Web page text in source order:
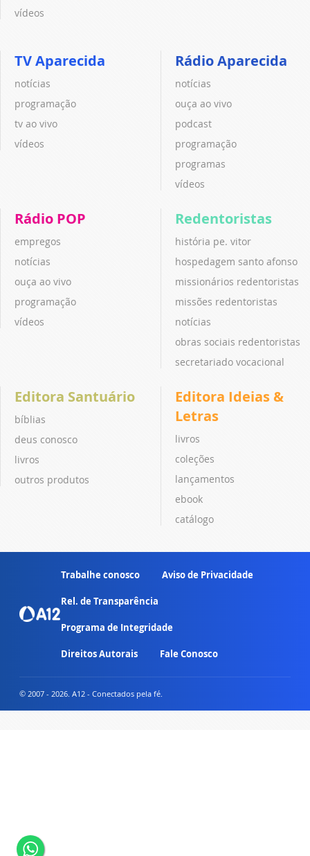
vídeos
TV Aparecida
notícias
programação
tv ao vivo
vídeos
Rádio Aparecida
notícias
ouça ao vivo
podcast
programação
programas
vídeos
Rádio POP
empregos
notícias
ouça ao vivo
programação
vídeos
Redentoristas
história pe. vitor
hospedagem santo afonso
missionários redentoristas
missões redentoristas
notícias
obras sociais redentoristas
secretariado vocacional
Editora Santuário
bíblias
deus conosco
livros
outros produtos
Editora Ideias &
Letras
livros
coleções
lançamentos
ebook
catálogo
Trabalhe conosco Aviso de Privacidade
Rel. de Transparência
Programa de Integridade
Direitos Autorais Fale Conosco
© 2007 - 2026. A12 - Conectados pela fé.